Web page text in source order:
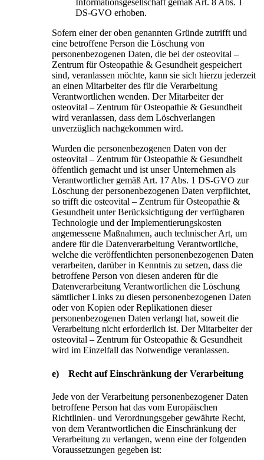
Informationsgesellschaft gemäß Art. 8 Abs. 1
DS-GVO erhoben.
Sofern einer der oben genannten Gründe zutrifft und
eine betroffene Person die Löschung von
personenbezogenen Daten, die bei der osteovital –
Zentrum für Osteopathie & Gesundheit gespeichert
sind, veranlassen möchte, kann sie sich hierzu jederzeit
an einen Mitarbeiter des für die Verarbeitung
Verantwortlichen wenden. Der Mitarbeiter der
osteovital – Zentrum für Osteopathie & Gesundheit
wird veranlassen, dass dem Löschverlangen
unverzüglich nachgekommen wird.
Wurden die personenbezogenen Daten von der
osteovital – Zentrum für Osteopathie & Gesundheit
öffentlich gemacht und ist unser Unternehmen als
Verantwortlicher gemäß Art. 17 Abs. 1 DS-GVO zur
Löschung der personenbezogenen Daten verpflichtet,
so trifft die osteovital – Zentrum für Osteopathie &
Gesundheit unter Berücksichtigung der verfügbaren
Technologie und der Implementierungskosten
angemessene Maßnahmen, auch technischer Art, um
andere für die Datenverarbeitung Verantwortliche,
welche die veröffentlichten personenbezogenen Daten
verarbeiten, darüber in Kenntnis zu setzen, dass die
betroffene Person von diesen anderen für die
Datenverarbeitung Verantwortlichen die Löschung
sämtlicher Links zu diesen personenbezogenen Daten
oder von Kopien oder Replikationen dieser
personenbezogenen Daten verlangt hat, soweit die
Verarbeitung nicht erforderlich ist. Der Mitarbeiter der
osteovital – Zentrum für Osteopathie & Gesundheit
wird im Einzelfall das Notwendige veranlassen.
e) Recht auf Einschränkung der Verarbeitung
Jede von der Verarbeitung personenbezogener Daten
betroffene Person hat das vom Europäischen
Richtlinien- und Verordnungsgeber gewährte Recht,
von dem Verantwortlichen die Einschränkung der
Verarbeitung zu verlangen, wenn eine der folgenden
Voraussetzungen gegeben ist: